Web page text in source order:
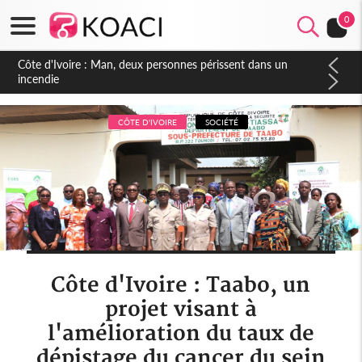
0
Côte d'Ivoire : Séileu, la célébration de la fête nationale
transformée en vaste campagne contre les produits
dépigmentants dangereux
CÔTE D'IVOIRE SOCIÉTÉ
Côte d'Ivoire : Taabo, un
projet visant à
l'amélioration du taux de